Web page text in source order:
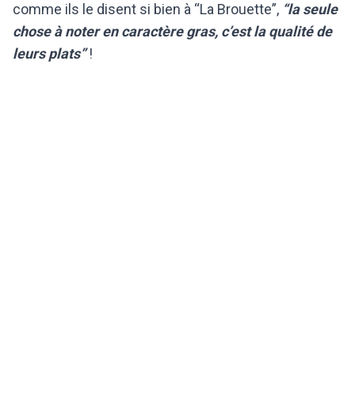
comme ils le disent si bien à “La Brouette”, “la seule
chose à noter en caractère gras, c’est la qualité de
leurs plats”!